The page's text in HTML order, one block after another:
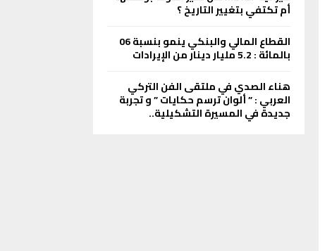
أم تكتفي بتغيير التاريخ ؟
القطاع المالي والبنكي ينمو بنسبة 06
بالمائة : 5.2 مليار دينار من الإيرادات
هناء الصدي في ملتقى الفن التركي
العربي : ” ألوان ترسم حكايات ” و تجربة
جديدة في المسيرة التشكيلية..